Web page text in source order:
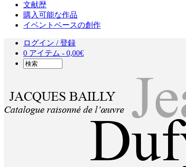
文献歴
購入可能な作品
イベントベースの創作
ログイン / 登録
0 アイテム - 0,00€